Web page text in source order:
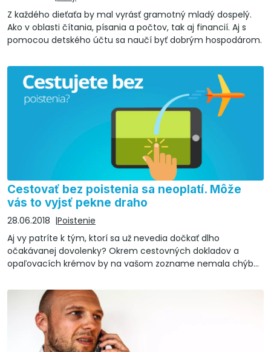
Z každého dieťaťa by mal vyrásť gramotný mladý dospelý.
Ako v oblasti čítania, písania a počtov, tak aj financií. Aj s
pomocou detského účtu sa naučí byť dobrým hospodárom.
Cestovať bez poistenia sa neoplatí. Môže
vás to vyjsť pekne draho
28.06.2018
Poistenie
Aj vy patríte k tým, ktorí sa už nevedia dočkať dlho
očakávanej dovolenky? Okrem cestovných dokladov a
opaľovacích krémov by na vašom zozname nemala chýbať